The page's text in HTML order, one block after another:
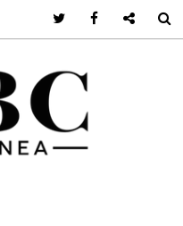
Twitter FacebookGoogle +